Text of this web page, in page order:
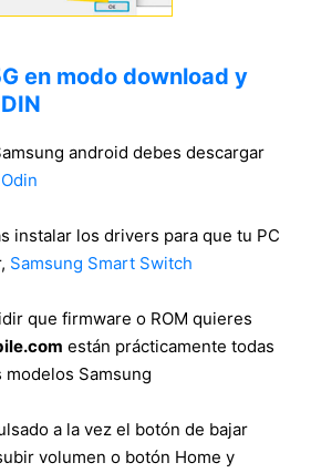
en modo download y
android debes descargar
Odin
instalar los drivers para que tu PC
Samsung Smart Switch
que firmware o ROM quieres
están prácticamente todas
Samsung
a la vez el botón de bajar
volumen o botón Home y